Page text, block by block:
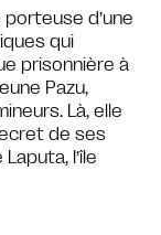
d’une
qui
prisonnière à
Pazu,
Là, elle
de ses
l’île